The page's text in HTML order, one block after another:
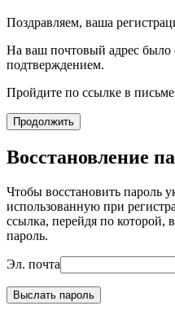
Поздравляем, ваша
На ваш почтовый адрес было
подтверждением.
Пройдите по ссылке в
Продолжить
Восстановление
Чтобы восстановить пароль
использованную при
ссылка, перейдя по которой,
пароль.
Эл. почта
Выслать пароль